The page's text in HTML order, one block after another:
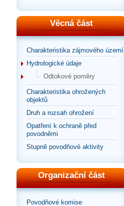
Věcná část
Charakteristika zájmového území
Hydrologické údaje
Odtokové poměry
Charakteristika ohrožených
objektů
Druh a rozsah ohrožení
Opatření k ochraně před
povodněmi
Stupně povodňové aktivity
Organizační část
Povodňové komise